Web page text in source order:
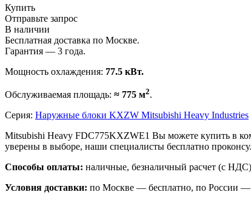
Купить
Отправьте запрос
В наличии
Бесплатная доставка по Москве.
Гарантия — 3 года.
Мощность охлаждения: 77.5 кВт.
Обслуживаемая площадь: ≈ 775 м2.
Серия: Наружные блоки KXZW Mitsubishi Heavy Industries
Mitsubishi Heavy FDC775KXZWE1 Вы можете купить в
уверены в выборе, наши специалисты бесплатно
Способы оплаты: наличные, безналичный расчет (с
Условия доставки: по Москве — бесплатно, по России —